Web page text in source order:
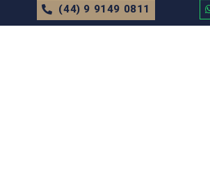
(44) 9 9149 0811